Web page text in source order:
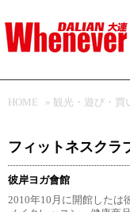
HOME » 観光・遊び・買
フィットネスクラ
彼岸ヨガ會館
2010年10月に開館したは